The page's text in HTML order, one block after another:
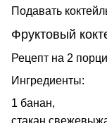
Подавать
Фруктовый
Рецепт на 2
Ингредиенты:
1 банан,
стакан